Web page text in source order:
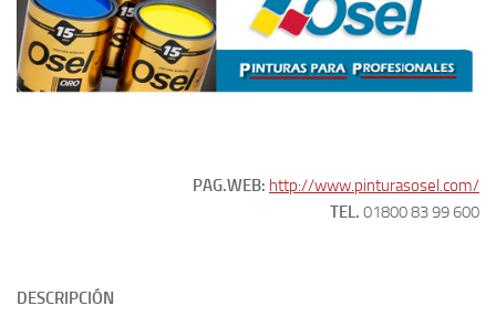
PAG.WEB: http://www.pinturasosel.com/
TEL. 01800 83 99 600
DESCRIPCIÓN